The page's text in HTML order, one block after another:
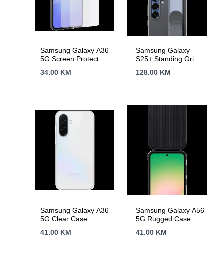
Samsung Galaxy A36
5G Screen Protector
34.00 KM
Samsung Galaxy
S25+ Standing Grip
128.00 KM
Samsung Galaxy A36
5G Clear Case
41.00 KM
Samsung Galaxy A56
5G Rugged Case
41.00 KM